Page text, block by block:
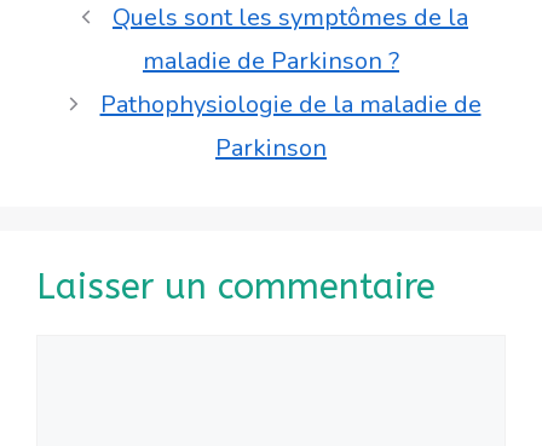
Quels sont les symptômes de la
maladie de Parkinson ?
Pathophysiologie de la maladie de
Parkinson
Laisser un commentaire